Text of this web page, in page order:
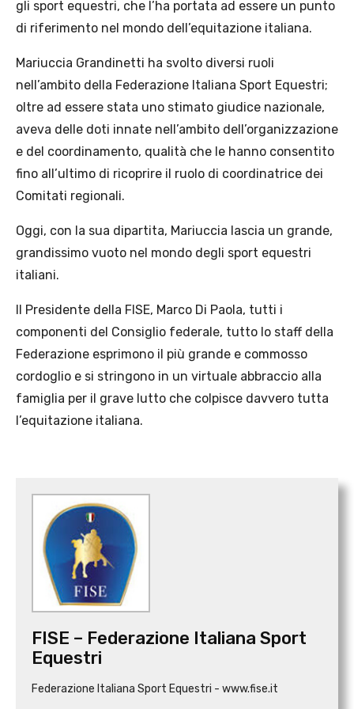
gli sport equestri, che l’ha portata ad essere un punto
di riferimento nel mondo dell’equitazione italiana.
Mariuccia Grandinetti ha svolto diversi ruoli
nell’ambito della Federazione Italiana Sport Equestri;
oltre ad essere stata uno stimato giudice nazionale,
aveva delle doti innate nell’ambito dell’organizzazione
e del coordinamento, qualità che le hanno consentito
fino all’ultimo di ricoprire il ruolo di coordinatrice dei
Comitati regionali.
Oggi, con la sua dipartita, Mariuccia lascia un grande,
grandissimo vuoto nel mondo degli sport equestri
italiani.
Il Presidente della FISE, Marco Di Paola, tutti i
componenti del Consiglio federale, tutto lo staff della
Federazione esprimono il più grande e commosso
cordoglio e si stringono in un virtuale abbraccio alla
famiglia per il grave lutto che colpisce davvero tutta
l’equitazione italiana.
FISE – Federazione Italiana Sport
Equestri
Federazione Italiana Sport Equestri - www.fise.it